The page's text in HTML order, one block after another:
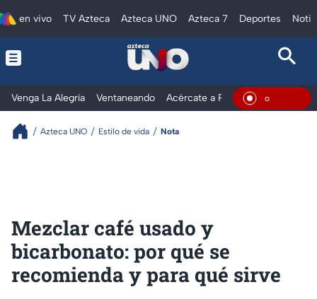
en vivo TV Azteca Azteca UNO Azteca 7 Deportes
Venga La Alegría Ventaneando Acércate a Rocío Al ExtremoEn Vivo
Azteca UNO Estilo de vida Nota
Mezclar café usado y
bicarbonato: por qué se
recomienda y para qué sirve